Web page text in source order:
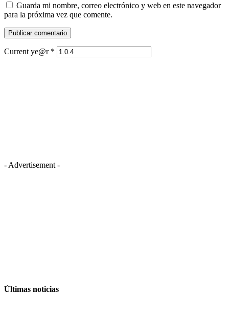
Guarda mi nombre, correo electrónico y web en este navegador
para la próxima vez que comente.
Current ye@r *
- Advertisement -
Últimas noticias